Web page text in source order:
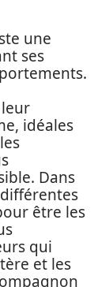
une
ses
idéales
Dans
être les
qui
et les